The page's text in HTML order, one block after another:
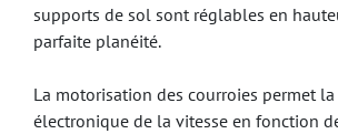
supports de sol sont réglables en
parfaite planéité.
La motorisation des courroies permet
électronique de la vitesse en fonction